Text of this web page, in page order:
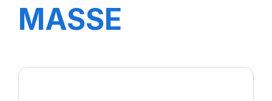
MASSE